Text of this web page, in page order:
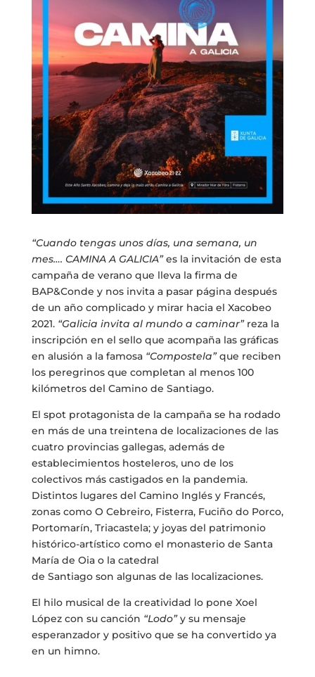
“Cuando tengas unos días, una semana, un
mes…. CAMINA A GALICIA”es la invitación de esta
campaña de verano que lleva la firma de
BAP&Conde y nos invita a pasar página después
de un año complicado y mirar hacia el Xacobeo
2021. “Galicia invita al mundo a caminar”reza la
inscripción en el sello que acompaña las gráficas
en alusión a la famosa “Compostela”que reciben
los peregrinos que completan al menos 100
kilómetros del Camino de Santiago.
El spot protagonista de la campaña se ha rodado
en más de una treintena de localizaciones de las
cuatro provincias gallegas, además de
establecimientos hosteleros, uno de los
colectivos más castigados en la pandemia.
Distintos lugares del Camino Inglés y Francés,
zonas como O Cebreiro, Fisterra, Fuciño do Porco,
Portomarín, Triacastela; y joyas del patrimonio
histórico-artístico como el monasterio de Santa
María de Oia o la catedral
de Santiago son algunas de las localizaciones.
El hilo musical de la creatividad lo pone Xoel
López con su canción “Lodo”y su mensaje
esperanzador y positivo que se ha convertido ya
en un himno.